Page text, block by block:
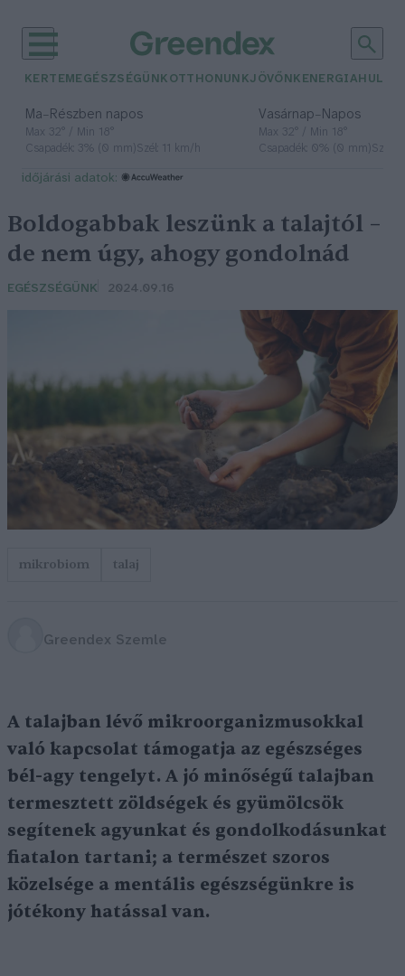
KERTEM EGÉSZSÉGÜNK OTTHONUNKJÖVŐNK ENERGIA
Ma– Részben napos
Max 32° / Min 18°
Csapadék: 3% (0 mm)Szél: 11 km/h
Vasárnap– Napos
Max 32° / Min 18°
Csapadék: 0% (0 mm)Szél:
időjárási adatok:
Boldogabbak leszünk a talajtól –
de nem úgy, ahogy gondolnád
EGÉSZSÉGÜNK 2024.09.16
mikrobiom talaj
Greendex Szemle
A talajban lévő mikroorganizmusokkal
való kapcsolat támogatja az egészséges
bél-agy tengelyt. A jó minőségű talajban
termesztett zöldségek és gyümölcsök
segítenek agyunkat és gondolkodásunkat
fiatalon tartani; a természet szoros
közelsége a mentális egészségünkre is
jótékony hatással van.